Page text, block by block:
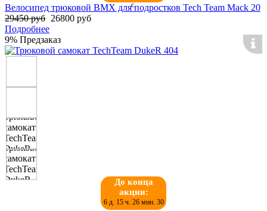
с.
Велосипед трюковой BMX для подростков Tech Team Mack 20
29450 руб 26800 руб
Подробнее
9% Предзаказ
До конца
акции:
6 д. 15 ч. 26 мин. 30